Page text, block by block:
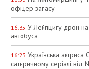
офіцер запасу
16:35 У Лейпцигу дрон
автобуса
16:23 Українська
сатиричному серіалі від